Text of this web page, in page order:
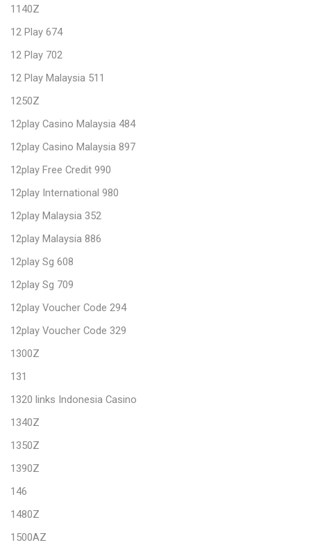
1140Z
12 Play 674
12 Play 702
12 Play Malaysia 511
1250Z
12play Casino Malaysia 484
12play Casino Malaysia 897
12play Free Credit 990
12play International 980
12play Malaysia 352
12play Malaysia 886
12play Sg 608
12play Sg 709
12play Voucher Code 294
12play Voucher Code 329
1300Z
131
1320 links Indonesia Casino
1340Z
1350Z
1390Z
146
1480Z
1500AZ